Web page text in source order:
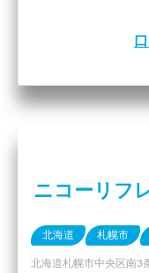
ニコーリフ
北海道 札幌市
北海道札幌市中央区南